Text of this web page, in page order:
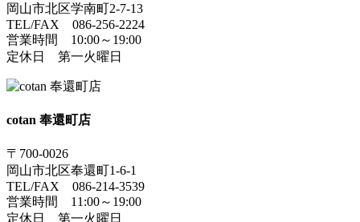
岡山市北区学南町2-7-13
TEL/FAX 086-256-2224
営業時間 10:00～19:00
定休日 第一火曜日
cotan 奉還町店
〒700-0026
岡山市北区奉還町1-6-1
TEL/FAX 086-214-3539
営業時間 11:00～19:00
定休日 第一火曜日